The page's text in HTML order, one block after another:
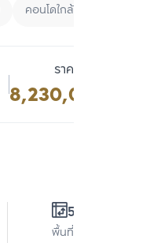
คอนโดใกล้ BTS
ราคาขาย
8,230,000 บาท
50 ตร.ม.
พื้นที่ใช้สอย